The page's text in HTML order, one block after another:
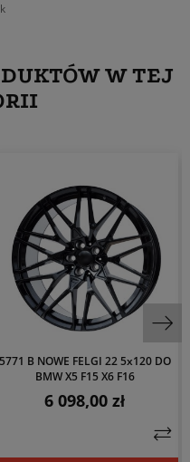
W TEJ
5771 B NOWE FELGI 22 5x120 DO
BMW X5 F15 X6 F16
Cena
6 098,00 zł